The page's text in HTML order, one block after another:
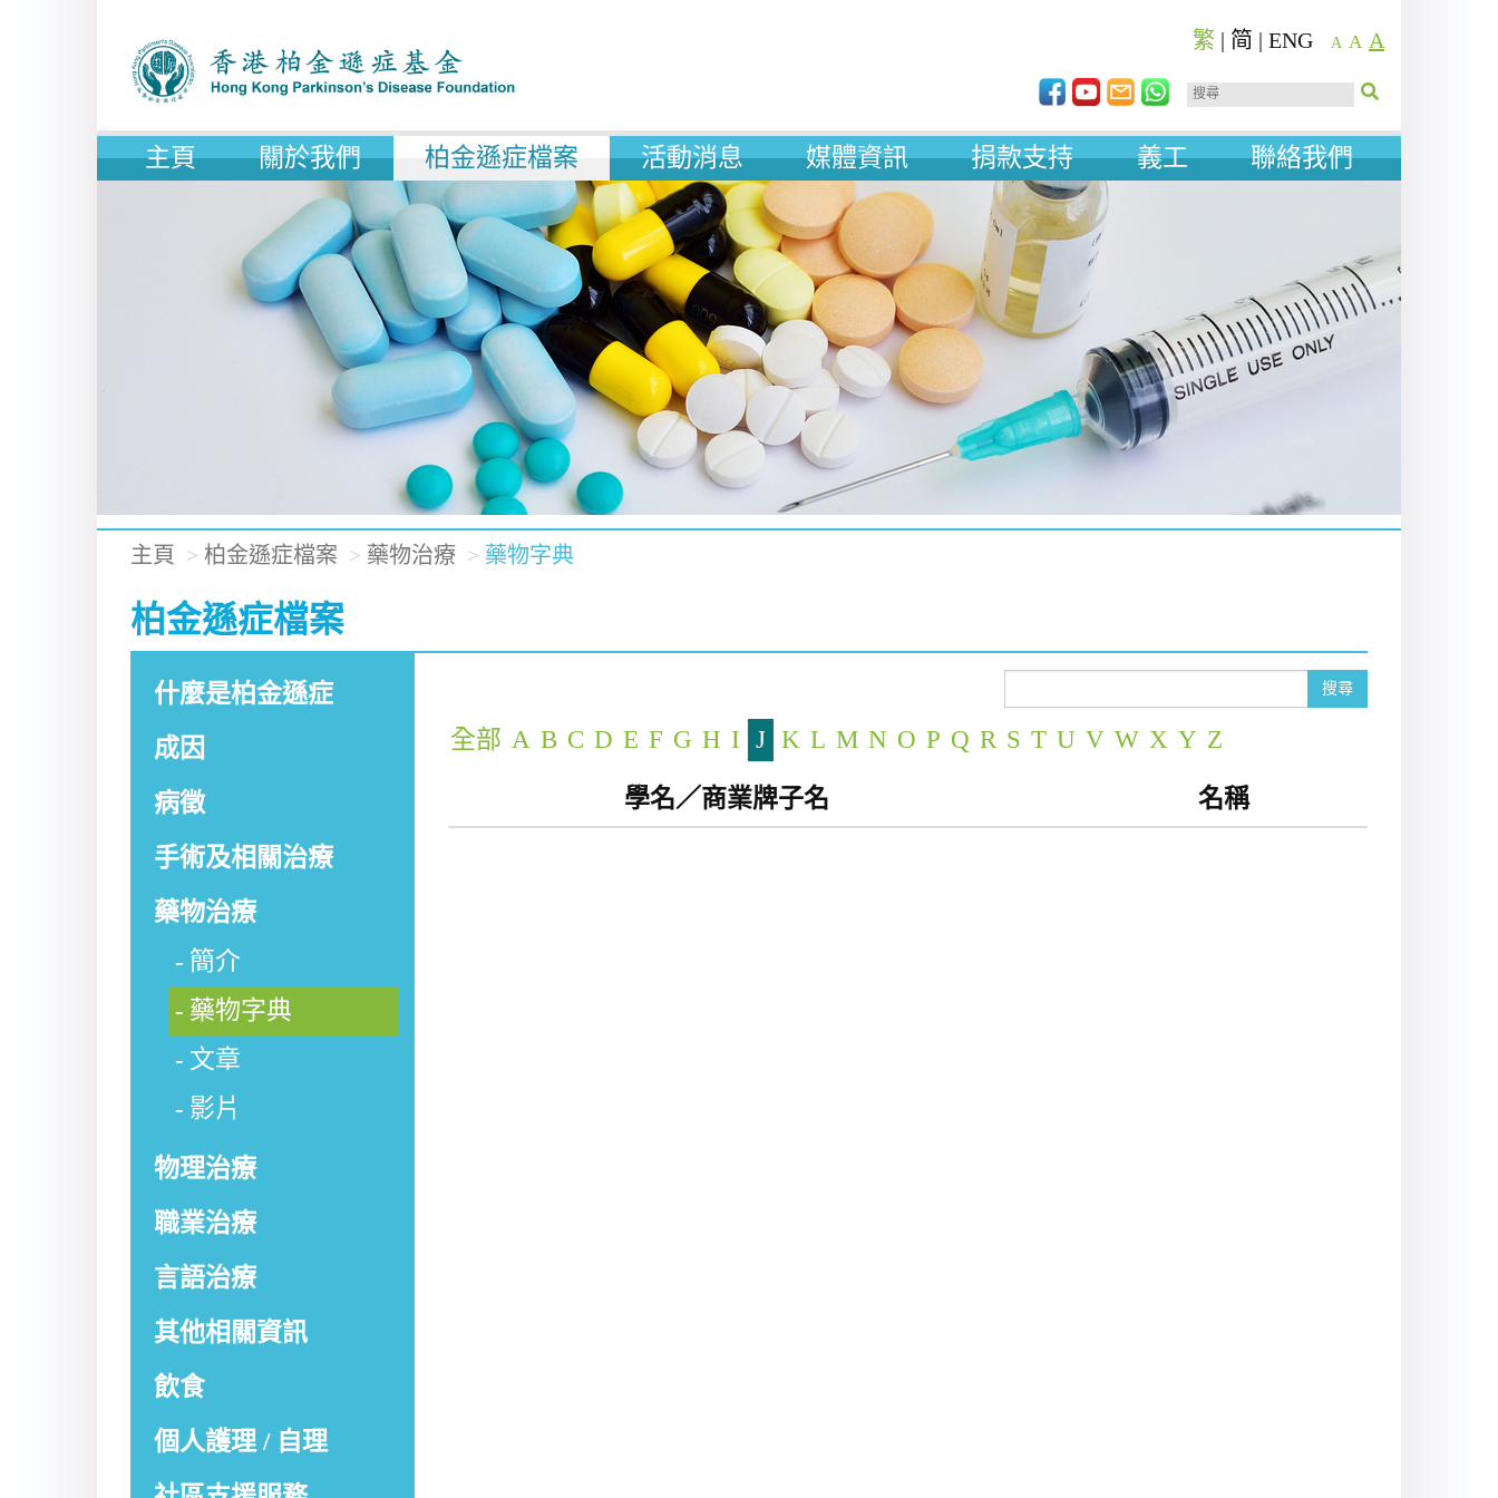
繁 | 简 | ENG A A A
主頁 關於我們 柏金遜症檔案 活動消息 媒體資訊 捐款支持 義工 聯絡我們
主頁 柏金遜症檔案 藥物治療 藥物字典
柏金遜症檔案
什麼是柏金遜症
成因
病徵
手術及相關治療
藥物治療
簡介
藥物字典
文章
影片
物理治療
職業治療
言語治療
其他相關資訊
飲食
個人護理 / 自理
搜尋
全部 A B C D E F G H I J K L M N O P Q R S T U V W X Y Z
學名／商業牌子名 名稱